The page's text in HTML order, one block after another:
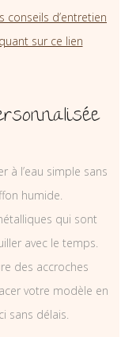
conseils d’entretien
sur ce lien
à l’eau simple sans
humide.
qui sont
avec le temps.
des accroches
votre modèle en
sans délais.